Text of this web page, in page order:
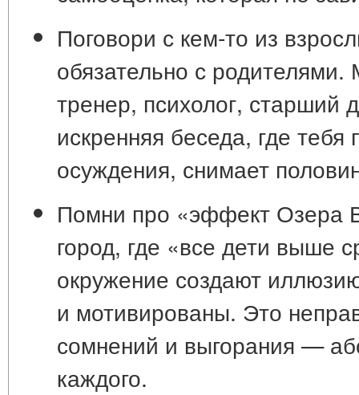
Поговори с кем-то из
обязательно с
тренер, психолог, старший
искренняя беседа, где
осуждения, снимает
Помни про «эффект Озера
город, где «все дети выше
окружение создают
и мотивированы. Это
сомнений и выгорания —
каждого.